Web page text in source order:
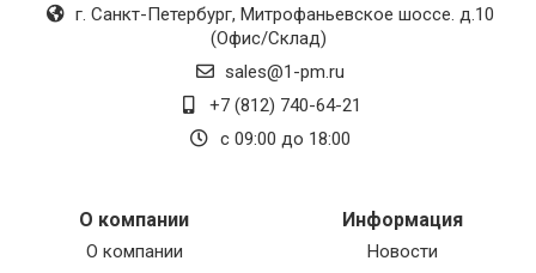
г. Санкт-Петербург, Митрофаньевское шоссе. д.10
(Офис/Склад)
sales@1-pm.ru
+7 (812) 740-64-21
с 09:00 до 18:00
О компании
О компании
Информация
Новости